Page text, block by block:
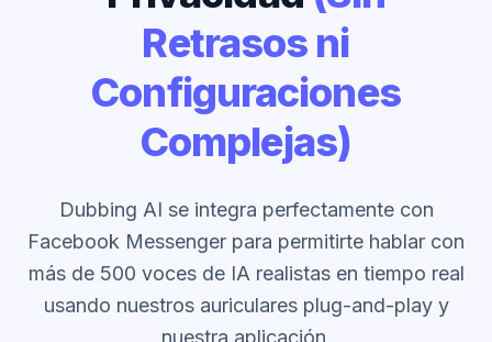
Retrasos ni
Configuraciones
Complejas)
Dubbing AI se integra perfectamente con
Facebook Messenger para permitirte hablar con
más de 500 voces de IA realistas en tiempo real
usando nuestros auriculares plug-and-play y
nuestra aplicación.